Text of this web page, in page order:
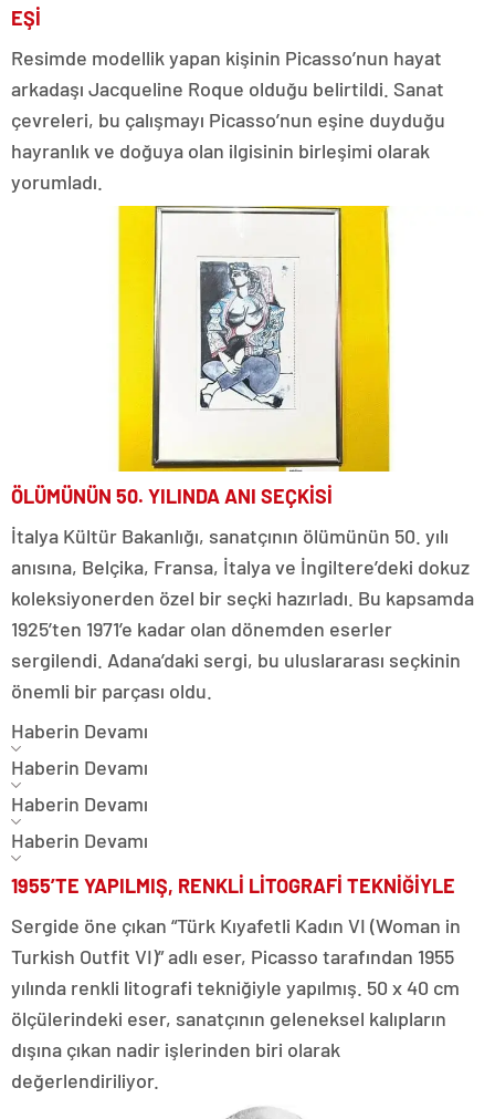
EŞİ
Resimde modellik yapan kişinin Picasso’nun hayat
arkadaşı Jacqueline Roque olduğu belirtildi. Sanat
çevreleri, bu çalışmayı Picasso’nun eşine duyduğu
hayranlık ve doğuya olan ilgisinin birleşimi olarak
yorumladı.
ÖLÜMÜNÜN 50. YILINDA ANI SEÇKİSİ
İtalya Kültür Bakanlığı, sanatçının ölümünün 50. yılı
anısına, Belçika, Fransa, İtalya ve İngiltere’deki dokuz
koleksiyonerden özel bir seçki hazırladı. Bu kapsamda
1925’ten 1971’e kadar olan dönemden eserler
sergilendi. Adana’daki sergi, bu uluslararası seçkinin
önemli bir parçası oldu.
Haberin Devamı
Haberin Devamı
Haberin Devamı
Haberin Devamı
1955’TE YAPILMIŞ, RENKLİ LİTOGRAFİ TEKNİĞİYLE
Sergide öne çıkan “Türk Kıyafetli Kadın VI (Woman in
Turkish Outfit VI)” adlı eser, Picasso tarafından 1955
yılında renkli litografi tekniğiyle yapılmış. 50 x 40 cm
ölçülerindeki eser, sanatçının geleneksel kalıpların
dışına çıkan nadir işlerinden biri olarak
değerlendiriliyor.